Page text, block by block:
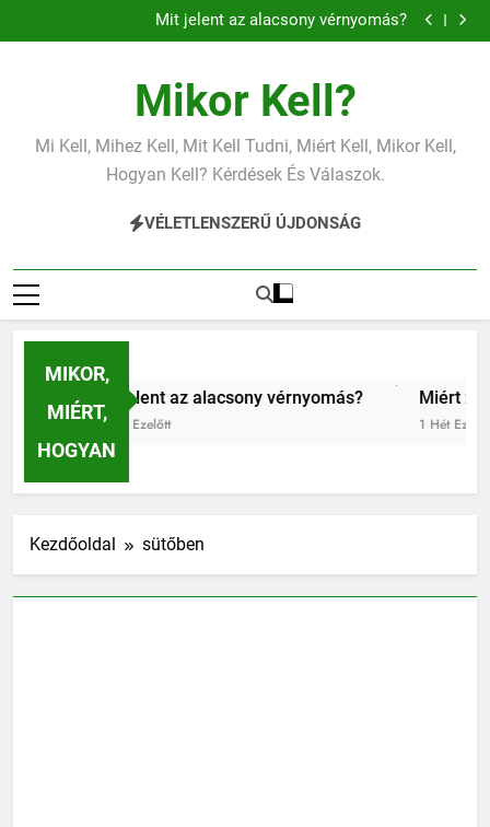
a
Miért zsibbad a kéz?
Mit jelent az alacsony vas?
Mit jelent az alacsony vérnyomás?
Miért zsibbad a kéz?
Mikor Kell?
Mi Kell, Mihez Kell, Mit Kell Tudni, Miért Kell, Mikor Kell,
Hogyan Kell? Kérdések És Válaszok.
VÉLETLENSZERŰ ÚJDONSÁG
MIKOR,
MIÉRT,
HOGYAN
Mit jelent az alacsony vérnyomás?
6 Nap Ezelőtt
Miért zsibbad a
1 Hét Ezelőtt
Kezdőoldal sütőben